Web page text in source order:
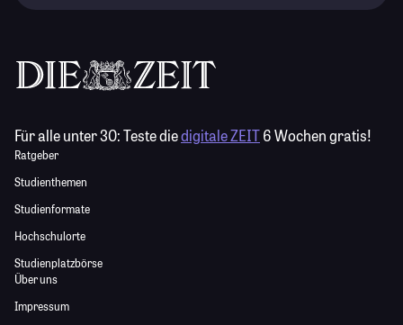
Für alle unter 30:Teste diedigitale ZEIT6 Wochen gratis!
Ratgeber
Studienthemen
Studienformate
Hochschulorte
Studienplatzbörse
Über uns
Impressum